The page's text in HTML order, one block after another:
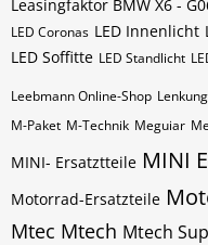
Leasingfaktor BMW X6 -
LED Coronas LED Innenlicht
LED Soffitte LED Standlicht
Leebmann Online-Shop Lenkung
M-Paket M-Technik Meguiar
MINI- Ersatztteile MINI
Motorrad-Ersatzteile
Mtec Mtech Mtech